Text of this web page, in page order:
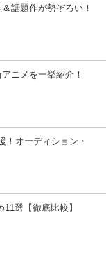
話題作が勢ぞろい！
ニメを一挙紹介！
！オーディション・
選【徹底比較】